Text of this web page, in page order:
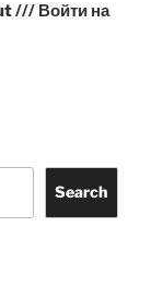
/// Войти на
Search